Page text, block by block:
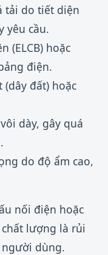
tải do tiết diện
yêu cầu.
(ELCB) hoặc
điện.
đất) hoặc
dày, gây quá
do độ ẩm cao,
nối điện hoặc
lượng là rủi
dùng.